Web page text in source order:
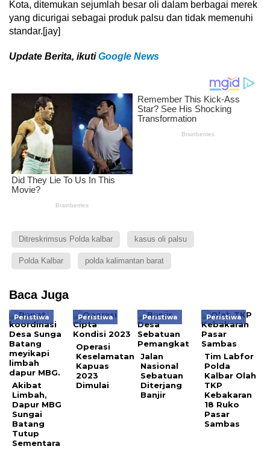
Kota, ditemukan sejumlah besar oli dalam berbagai merek
yang dicurigai sebagai produk palsu dan tidak memenuhi
standar.[jay]
Update Berita, ikutiGoogle News
Ditreskrimsus Polda kalbar kasus oli palsu
Polda Kalbar polda kalimantan barat
Baca Juga
Peristiwa
Akibat
Limbah,
Dapur MBG
Sungai
Batang
Tutup
Sementara
Peristiwa
Operasi
Keselamatan
Kapuas
2023
Dimulai
Peristiwa
Jalan
Nasional
Sebatuan
Diterjang
Banjir
Peristiwa
Tim Labfor
Polda
Kalbar Olah
TKP
Kebakaran
18 Ruko
Pasar
Sambas